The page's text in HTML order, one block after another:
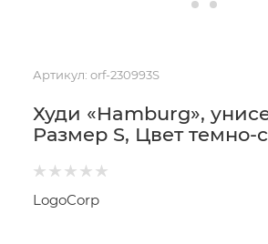
Артикул: orf-230993S
Худи «Hamburg»,
Размер S, Цвет темно-
LogoCorp